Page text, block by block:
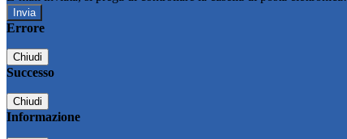
Errore
Chiudi
Successo
Chiudi
Informazione